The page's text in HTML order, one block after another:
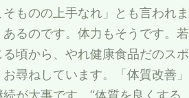
ものの上手なれ」とも言われま
るのです。体力もそうです。若
頃から、やれ健康食品だのスポ
尋ねしています。「体質改善」
が大事です。“体質を良くする